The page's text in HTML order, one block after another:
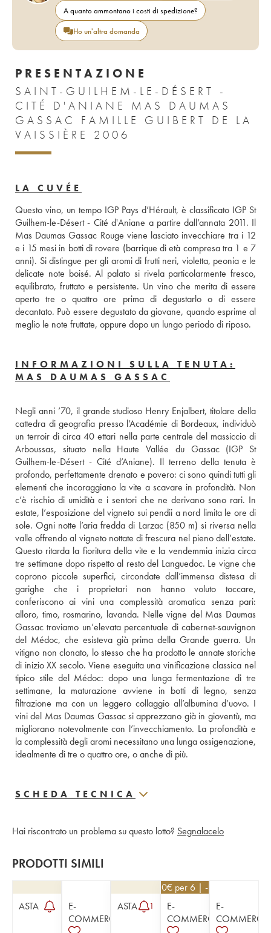
A quanto ammontano i costi di spedizione?
Ho un'altra domanda
PRESENTAZIONE
SAINT-GUILHEM-LE-DÉSERT -
CITÉ D'ANIANE MAS DAUMAS
GASSAC FAMILLE GUIBERT DE LA
VAISSIÈRE 2006
LA CUVÉE
Questo vino, un tempo IGP Pays d’Hérault, è classificato IGP St
Guilhem-le-Désert - Cité d'Aniane a partire dall’annata 2011. Il
Mas Daumas Gassac Rouge viene lasciato invecchiare tra i 12
e i 15 mesi in botti di rovere (barrique di età compresa tra 1 e 7
anni). Si distingue per gli aromi di frutti neri, violetta, peonia e le
delicate note boisé. Al palato si rivela particolarmente fresco,
equilibrato, fruttato e persistente. Un vino che merita di essere
aperto tre o quattro ore prima di degustarlo o di essere
decantato. Può essere degustato da giovane, quando esprime al
meglio le note fruttate, oppure dopo un lungo periodo di riposo.
INFORMAZIONI SULLA TENUTA:
MAS DAUMAS GASSAC
Negli anni ’70, il grande studioso Henry Enjalbert, titolare della
cattedra di geografia presso l’Académie di Bordeaux, individuò
un terroir di circa 40 ettari nella parte centrale del massiccio di
Arboussas, situato nella Haute Vallée du Gassac (IGP St
Guilhem-le-Désert - Cité d’Aniane). Il terreno della tenuta è
profondo, perfettamente drenato e povero: ci sono quindi tutti gli
elementi che incoraggiano la vite a scavare in profondità. Non
c’è rischio di umidità e i sentori che ne derivano sono rari. In
estate, l’esposizione del vigneto sui pendii a nord limita le ore di
sole. Ogni notte l’aria fredda di Larzac (850 m) si riversa nella
valle offrendo al vigneto nottate di frescura nel pieno dell’estate.
Questo ritarda la fioritura della vite e la vendemmia inizia circa
tre settimane dopo rispetto al resto del Languedoc. Le vigne che
coprono piccole superfici, circondate dall’immensa distesa di
garighe che i proprietari non hanno voluto toccare,
conferiscono ai vini una complessità aromatica senza pari:
alloro, timo, rosmarino, lavanda. Nelle vigne del Mas Daumas
Gassac troviamo un’elevata percentuale di cabernet-sauvignon
del Médoc, che esisteva già prima della Grande guerra. Un
vitigno non clonato, lo stesso che ha prodotto le annate storiche
di inizio XX secolo. Viene eseguita una vinificazione classica nel
tipico stile del Médoc: dopo una lunga fermentazione di tre
settimane, la maturazione avviene in botti di legno, senza
filtrazione ma con un leggero collaggio all’albumina d’uovo. I
vini del Mas Daumas Gassac si apprezzano già in gioventù, ma
migliorano notevolmente con l’invecchiamento. La profondità e
la complessità degli aromi necessitano una lunga ossigenazione,
idealmente di tre o quattro ore, o anche di più.
SCHEDA TECNICA
Hai riscontrato un problema su questo lotto? Segnalacelo
PRODOTTI SIMILI
ASTA
E-
COMMERCE
ASTA 1
40,50€ per 6 | - 10%
E-
COMMERCE
E-
COMMERCE